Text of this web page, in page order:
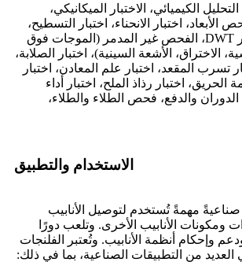
الكيميائي، الاختبار الميكانيكي،
اختبار الانحناء، اختبار التسطيح،
اختبار الصدم، اختبار DWT، الفحص غير المدمر (الموجات فوق
الاختراق، الأشعة السينية)، اختبار الصلابة،
تسرب المقعد، اختبار علم المعادن، اختبار
الحريق، اختبار رذاذ الملح، اختبار أداء
الدوران والدفع، فحص الطلاء والطلاء،
الاستخدام والتطبيق
صناعيةً مهمةً تُستخدم لتوصيل الأنابيب
ومكونات الأنابيب الأخرى. وتلعب دورًا
وإحكام أنظمة الأنابيب. وتُعتبر الفلنجات
من التطبيقات الصناعية، بما في ذلك: